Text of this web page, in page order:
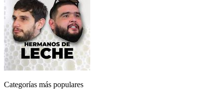
Categorías más populares